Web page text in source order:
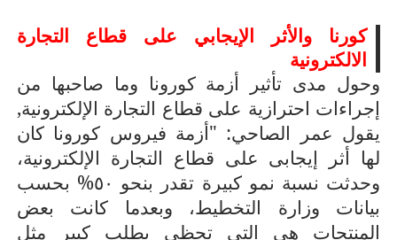
كورنا والأثر الإيجابي على قطاع التجارة
الالكترونية
وحول مدى تأثير أزمة كورونا وما صاحبها من
إجراءات احترازية على قطاع التجارة الإلكترونية,
يقول عمر الصاحي: "أزمة فيروس كورونا كان
لها أثر إيجابى على قطاع التجارة الإلكترونية،
وحدثت نسبة نمو كبيرة تقدر بنحو ٥٠% بحسب
بيانات وزارة التخطيط، وبعدما كانت بعض
المنتجات هى التى تحظى بطلب كبير مثل